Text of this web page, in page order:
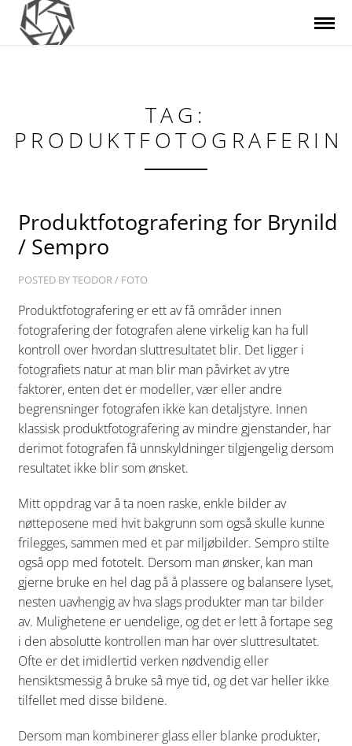
TAG:
Produktfotografering for Brynild
/ Sempro
POSTED BYTEODOR/ FOTO
Produktfotografering er ett av få områder innen
fotografering der fotografen alene virkelig kan ha full
kontroll over hvordan sluttresultatet blir. Det ligger i
fotografiets natur at man blir man påvirket av ytre
faktorer, enten det er modeller, vær eller andre
begrensninger fotografen ikke kan detaljstyre. Innen
klassisk produktfotografering av mindre gjenstander, har
derimot fotografen få unnskyldninger tilgjengelig dersom
resultatet ikke blir som ønsket.
Mitt oppdrag var å ta noen raske, enkle bilder av
nøtteposene med hvit bakgrunn som også skulle kunne
frilegges, sammen med et par miljøbilder. Sempro stilte
også opp med fototelt. Dersom man ønsker, kan man
gjerne bruke en hel dag på å plassere og balansere lyset,
nesten uavhengig av hva slags produkter man tar bilder
av. Mulighetene er uendelige, og det er lett å fortape seg
i den absolutte kontrollen man har over sluttresultatet.
Ofte er det imidlertid verken nødvendig eller
hensiktsmessig å bruke så mye tid, og det var heller ikke
tilfellet med disse bildene.
Dersom man kombinerer glass eller blanke produkter,